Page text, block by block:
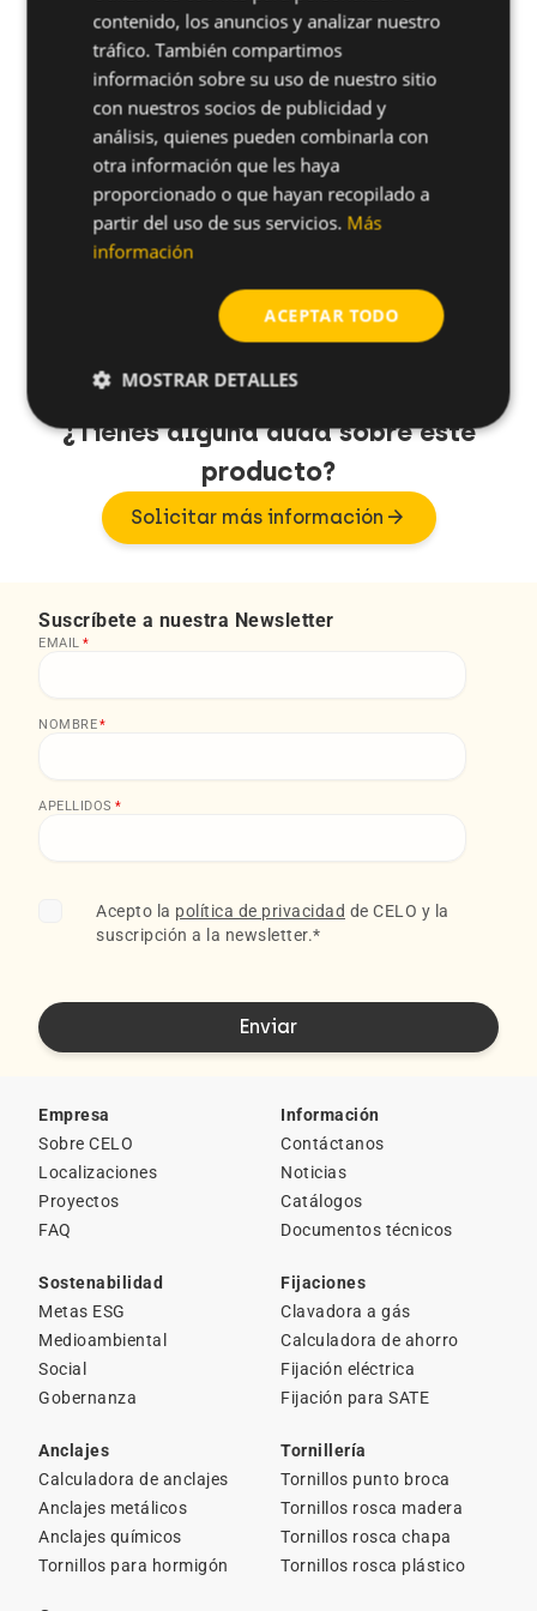
38FF81T
410FF81T - -
412FF81T -
- -
¿Tienes alguna duda sobre este
producto?
Solicitar más información arrow_forward
Suscríbete a nuestra Newsletter
EMAIL *
NOMBRE*
APELLIDOS *
Acepto la política de privacidad de CELO y la
suscripción a la newsletter.*
Empresa
Sobre CELO
Localizaciones
Proyectos
FAQ
Información
Contáctanos
Noticias
Catálogos
Documentos técnicos
Sostenabilidad
Metas ESG
Medioambiental
Social
Gobernanza
Fijaciones
Clavadora a gás
Calculadora de ahorro
Fijación eléctrica
Fijación para SATE
Anclajes
Calculadora de anclajes
Anclajes metálicos
Anclajes químicos
Tornillos para hormigón
Tornillería
Tornillos punto broca
Tornillos rosca madera
Tornillos rosca chapa
Tornillos rosca plástico
contenido, los anuncios y analizar nuestro
tráfico. También compartimos
información sobre su uso de nuestro sitio
con nuestros socios de publicidad y
análisis, quienes pueden combinarla con
otra información que les haya
proporcionado o que hayan recopilado a
partir del uso de sus servicios. Más
información
ACEPTAR TODO
MOSTRAR DETALLES